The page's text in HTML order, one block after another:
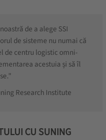
de a alege SSI
de sisteme nu numai că
de centru logistic omni-
acestuia și să îl
Research Institute
CU SUNING